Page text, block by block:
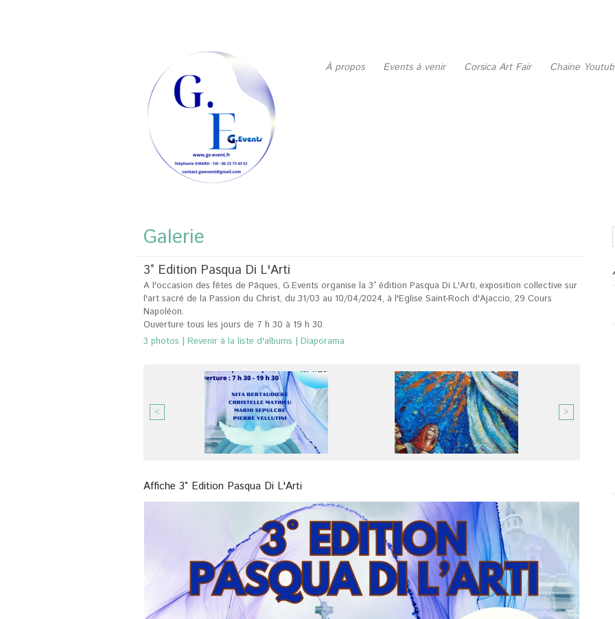
À propos Events à venir Corsica Art Fair Chaine
Galerie
3° Edition Pasqua Di L'Arti
A l'occasion des fêtes de Pâques, G.Events organise la 3° édition Pasqua Di L'Arti, exposition collective sur
l'art sacré de la Passion du Christ, du 31/03 au 10/04/2024, à l'Eglise Saint-Roch d'Ajaccio, 29 Cours
Napoléon.
Ouverture tous les jours de 7 h 30 à 19 h 30.
3 photos | Revenir à la liste d'albums | Diaporama
< >
Affiche 3° Edition Pasqua Di L'Arti